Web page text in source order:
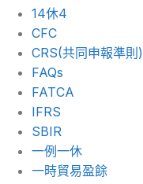
14休4
CFC
CRS(共同申報準則)
FAQs
FATCA
IFRS
SBIR
一例一休
一時貿易盈餘